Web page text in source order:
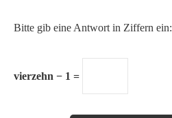
Bitte gib eine Antwort in Ziffern ein:
vierzehn − 1 =